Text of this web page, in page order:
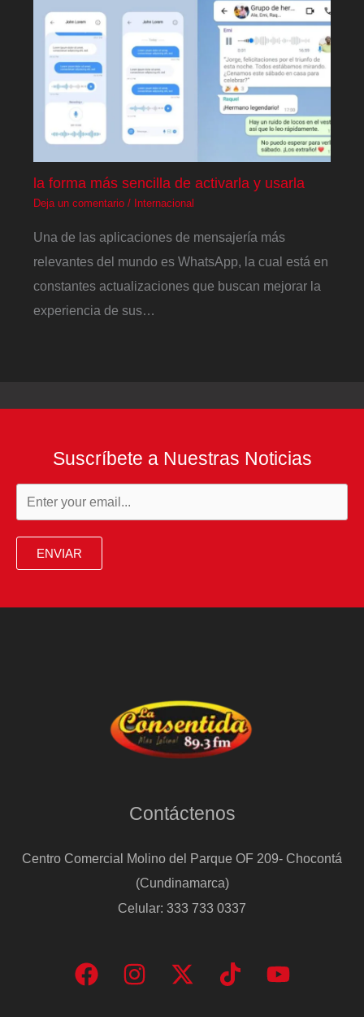
la forma más sencilla de activarla y usarla
Deja un comentario / Internacional
Una de las aplicaciones de mensajería más
relevantes del mundo es WhatsApp, la cual está en
constantes actualizaciones que buscan mejorar la
experiencia de sus…
Suscríbete a Nuestras Noticias
ENVIAR
Contáctenos
Centro Comercial Molino del Parque OF 209- Chocontá
(Cundinamarca)
Celular: 333 733 0337